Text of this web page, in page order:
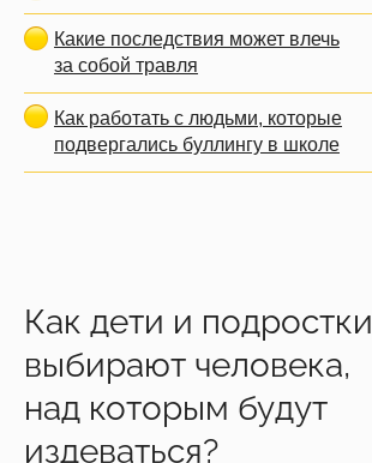
Какие последствия может влечь
за собой травля
Как работать с людьми, которые
подвергались буллингу в школе
Как дети и подростки
выбирают человека,
над которым будут
издеваться?